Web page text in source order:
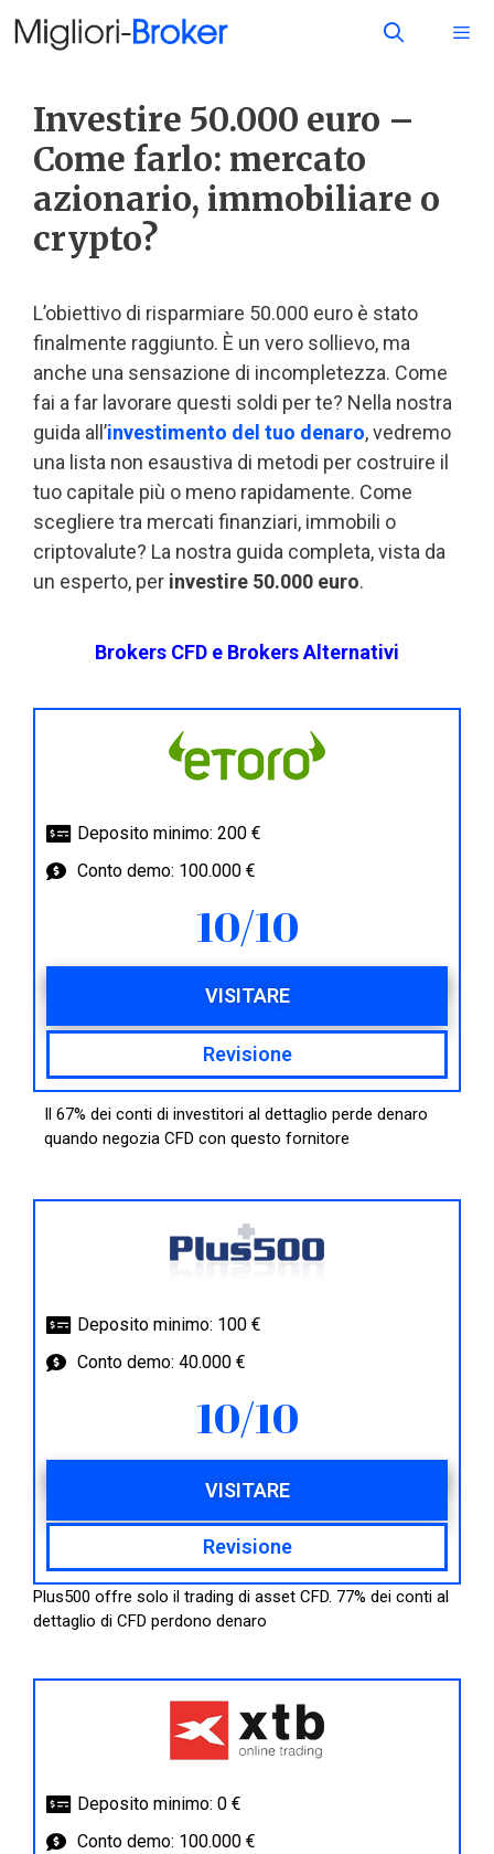
Investire 50.000 euro –
Come farlo: mercato
azionario, immobiliare o
crypto?
L’obiettivo di risparmiare 50.000 euro è stato
finalmente raggiunto. È un vero sollievo, ma
anche una sensazione di incompletezza. Come
fai a far lavorare questi soldi per te? Nella nostra
guida all’investimento del tuo denaro, vedremo
una lista non esaustiva di metodi per costruire il
tuo capitale più o meno rapidamente. Come
scegliere tra mercati finanziari, immobili o
criptovalute? La nostra guida completa, vista da
un esperto, per investire 50.000 euro.
Brokers CFD e Brokers Alternativi
Deposito minimo: 200 €
Conto demo: 100.000 €
10/10
VISITARE
Revisione
Il 67% dei conti di investitori al dettaglio perde denaro
quando negozia CFD con questo fornitore
Deposito minimo: 100 €
Conto demo: 40.000 €
10/10
VISITARE
Revisione
Plus500 offre solo il trading di asset CFD. 77% dei conti al
dettaglio di CFD perdono denaro
Deposito minimo: 0 €
Conto demo: 100.000 €